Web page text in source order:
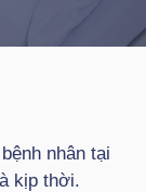
nhân tại
kịp thời.